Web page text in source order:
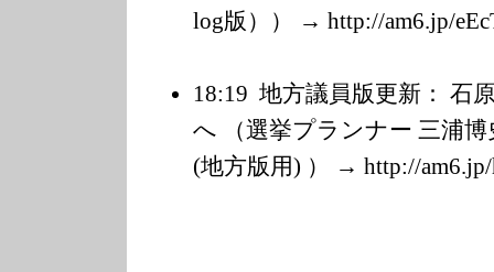
log版）） → http://am6.jp/e
18:19 地方議員版更新： 石
へ （選挙プランナー 三浦
(地方版用) ） → http://